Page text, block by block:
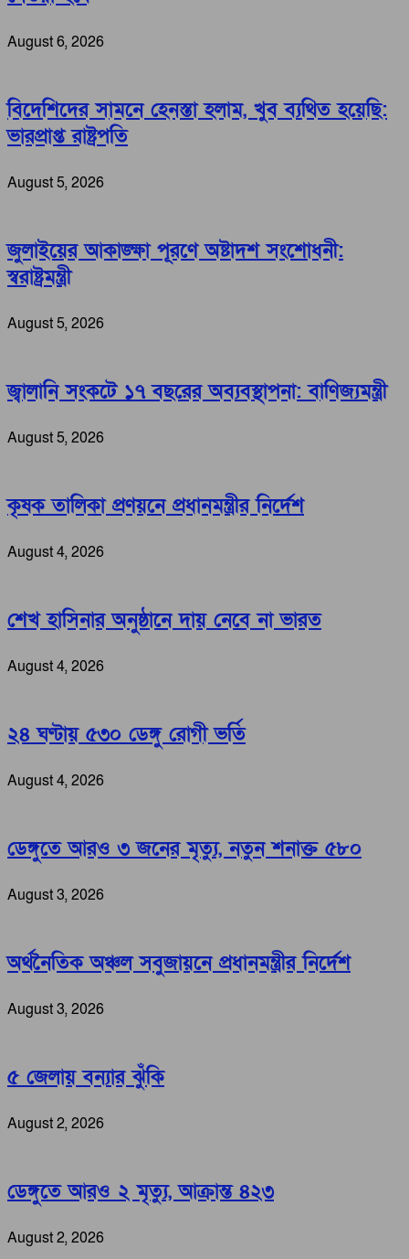
August 6, 2026
বিদেশিদের সামনে হেনস্তা হলাম, খুব ব্যথিত হয়েছি:
ভারপ্রাপ্ত রাষ্ট্রপতি
August 5, 2026
জুলাইয়ের আকাঙ্ক্ষা পূরণে অষ্টাদশ সংশোধনী:
স্বরাষ্ট্রমন্ত্রী
August 5, 2026
জ্বালানি সংকটে ১৭ বছরের অব্যবস্থাপনা: বাণিজ্যমন্ত্রী
August 5, 2026
কৃষক তালিকা প্রণয়নে প্রধানমন্ত্রীর নির্দেশ
August 4, 2026
শেখ হাসিনার অনুষ্ঠানে দায় নেবে না ভারত
August 4, 2026
২৪ ঘণ্টায় ৫৩০ ডেঙ্গু রোগী ভর্তি
August 4, 2026
ডেঙ্গুতে আরও ৩ জনের মৃত্যু, নতুন শনাক্ত ৫৮০
August 3, 2026
অর্থনৈতিক অঞ্চল সবুজায়নে প্রধানমন্ত্রীর নির্দেশ
August 3, 2026
৫ জেলায় বন্যার ঝুঁকি
August 2, 2026
ডেঙ্গুতে আরও ২ মৃত্যু, আক্রান্ত ৪২৩
August 2, 2026